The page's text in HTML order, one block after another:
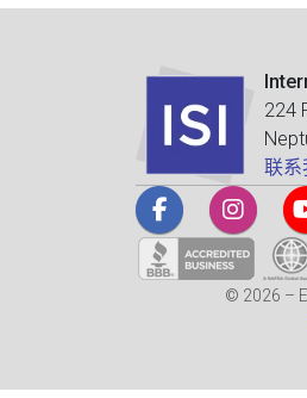
224
联系
© 2026 –